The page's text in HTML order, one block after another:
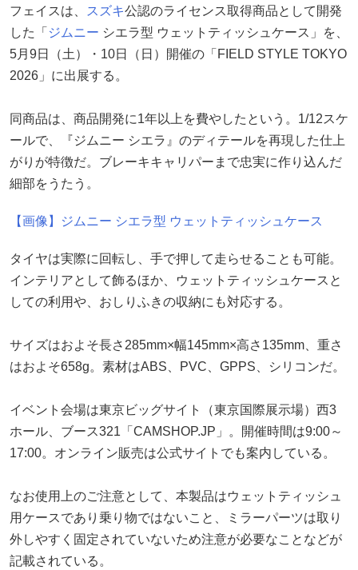
フェイスは、 スズキ公認のライセンス取得商品として開発
した「 ジムニー シエラ型 ウェットティッシュケース」を、
5月9日（土）・10日（日）開催の「FIELD STYLE TOKYO
2026」に出展する。
同商品は、商品開発に1年以上を費やしたという。1/12スケ
ールで、『ジムニー シエラ』のディテールを再現した仕上
がりが特徴だ。ブレーキキャリパーまで忠実に作り込んだ
細部をうたう。
【画像】ジムニー シエラ型 ウェットティッシュケース
タイヤは実際に回転し、手で押して走らせることも可能。
インテリアとして飾るほか、ウェットティッシュケースと
しての利用や、おしりふきの収納にも対応する。
サイズはおよそ長さ285mm×幅145mm×高さ135mm、重さ
はおよそ658g。素材はABS、PVC、GPPS、シリコンだ。
イベント会場は東京ビッグサイト（東京国際展示場）西3
ホール、ブース321「CAMSHOP.JP」。開催時間は9:00～
17:00。オンライン販売は公式サイトでも案内している。
なお使用上のご注意として、本製品はウェットティッシュ
用ケースであり乗り物ではないこと、ミラーパーツは取り
外しやすく固定されていないため注意が必要なことなどが
記載されている。